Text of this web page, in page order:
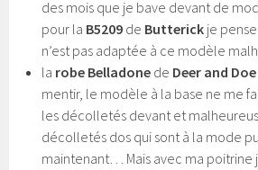
des mois que je bave devant de
pour la B5209 de Butterick je
n’est pas adaptée à ce modèle
la robe Belladone de Deer and Doe
mentir, le modèle à la base ne me
les décolletés devant et
décolletés dos qui sont à la mode
maintenant… Mais avec ma poitrine